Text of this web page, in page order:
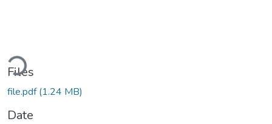
Files
file.pdf(1.24 MB)
Date